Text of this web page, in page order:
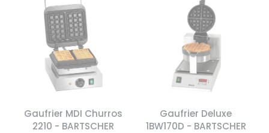
Gaufrier MDI Churros
2210 - BARTSCHER
Gaufrier Deluxe
1BW170D - BARTSCHER